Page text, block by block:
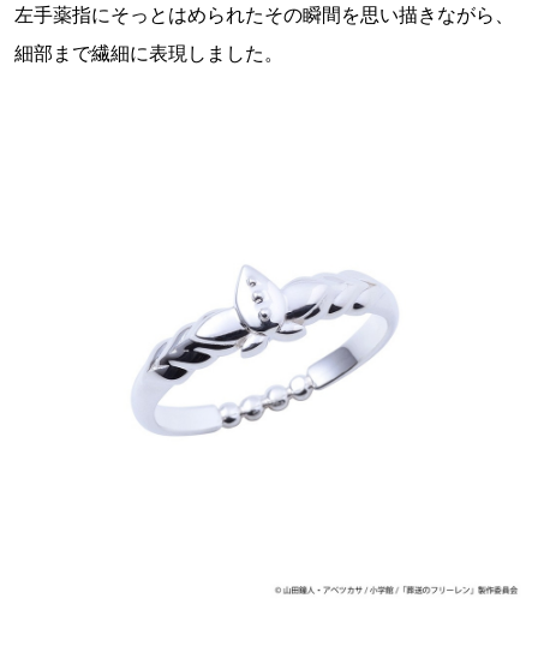
左手薬指にそっとはめられたその瞬間を思い描きながら、
細部まで繊細に表現しました。